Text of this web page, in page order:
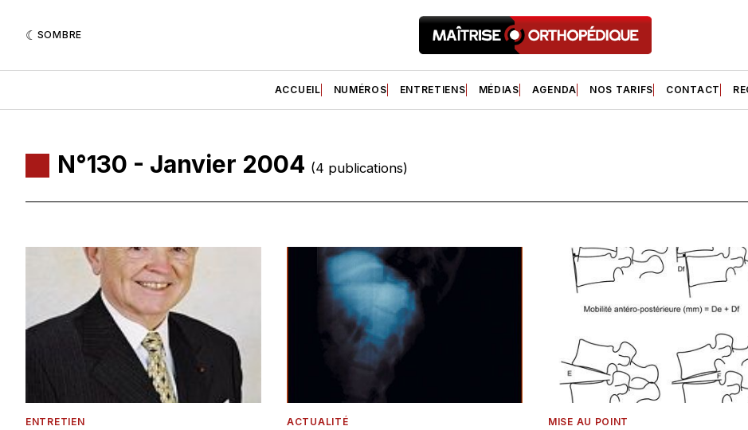
SOMBRE
ACCUEIL NUMÉROS ENTRETIENS MÉDIAS AGENDA NOS TARIFS CONTACT
N°130 - Janvier 2004 (4 publications)
ENTRETIEN ACTUALITÉ MISE AU POINT